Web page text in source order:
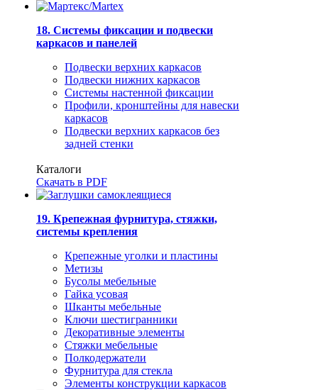
18. Системы фиксации и подвески
каркасов и панелей
Подвески верхних каркасов
Подвески нижних каркасов
Системы настенной фиксации
Профили, кронштейны для навески
каркасов
Подвески верхних каркасов без
задней стенки
Каталоги
Скачать в PDF
19. Крепежная фурнитура, стяжки,
системы крепления
Крепежные уголки и пластины
Метизы
Бусолы мебельные
Гайка усовая
Шканты мебельные
Ключи шестигранники
Декоративные элементы
Стяжки мебельные
Полкодержатели
Фурнитура для стекла
Элементы конструкции каркасов